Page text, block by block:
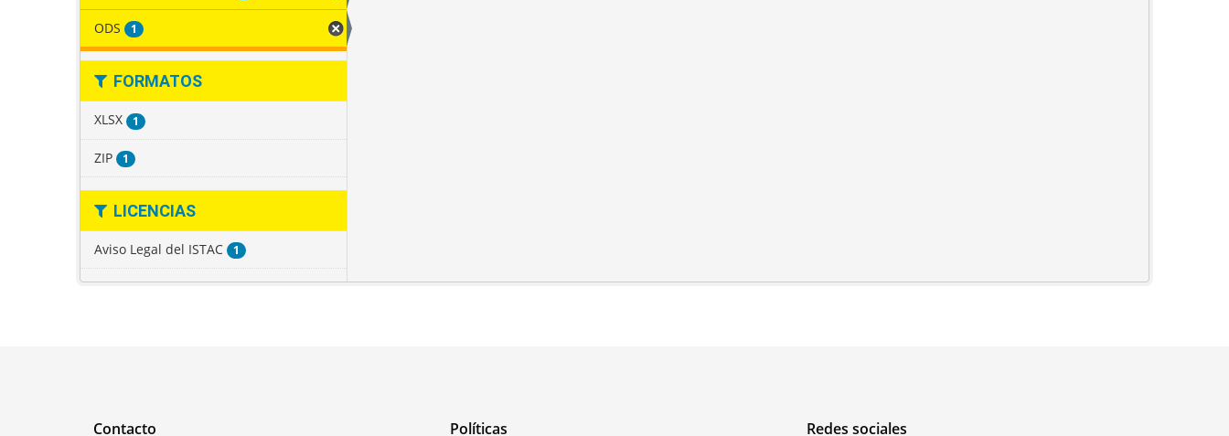
ODS 1
FORMATOS
XLSX 1
ZIP 1
LICENCIAS
Aviso Legal del ISTAC 1
Contacto Políticas Redes sociales